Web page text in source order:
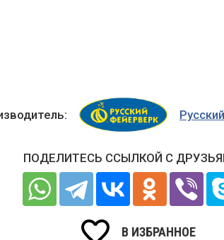
ПОДЕЛИТЕСЬ ССЫЛКОЙ С
В ИЗБРАННОЕ